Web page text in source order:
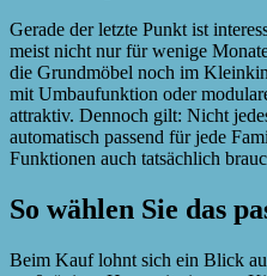
Gerade der letzte Punkt ist
meist nicht nur für wenige
die Grundmöbel noch im
mit Umbaufunktion oder
attraktiv. Dennoch gilt: Nicht
automatisch passend für jede
Funktionen auch tatsächlich
So wählen Sie das
Beim Kauf lohnt sich ein Blick